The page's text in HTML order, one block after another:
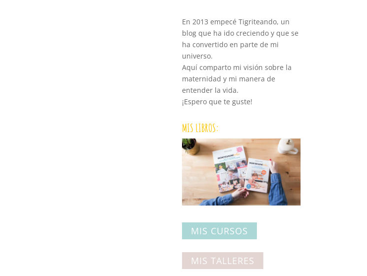
En 2013 empecé Tigriteando, un
blog que ha ido creciendo y que se
ha convertido en parte de mi
universo.
Aquí comparto mi visión sobre la
maternidad y mi manera de
entender la vida.
¡Espero que te guste!
MIS LIBROS:
MIS CURSOS
MIS TALLERES